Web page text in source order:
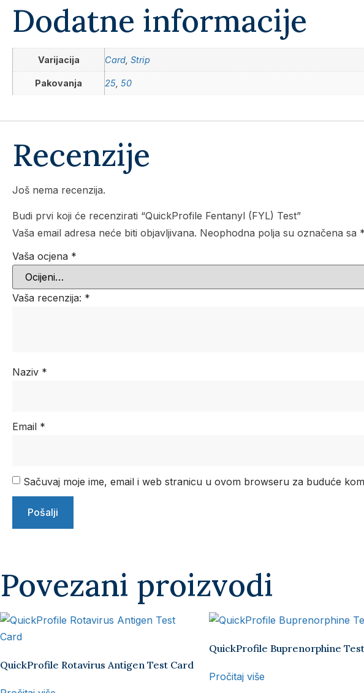
Dodatne informacije
Varijacija Card Strip
Pakovanja 25 50
Recenzije
Još nema recenzija.
Budi prvi koji će recenzirati “QuickProfile Fentanyl (FYL) Test”
Vaša email adresa neće biti objavljivana. Neophodna polja su označena sa *
Vaša ocjena *
Vaša recenzija: *
Naziv *
Email *
Sačuvaj moje ime, email i web stranicu u ovom browseru za buduće
Povezani proizvodi
QuickProfile Rotavirus Antigen Test Card
QuickProfile Buprenorphine Test
Pročitaj više